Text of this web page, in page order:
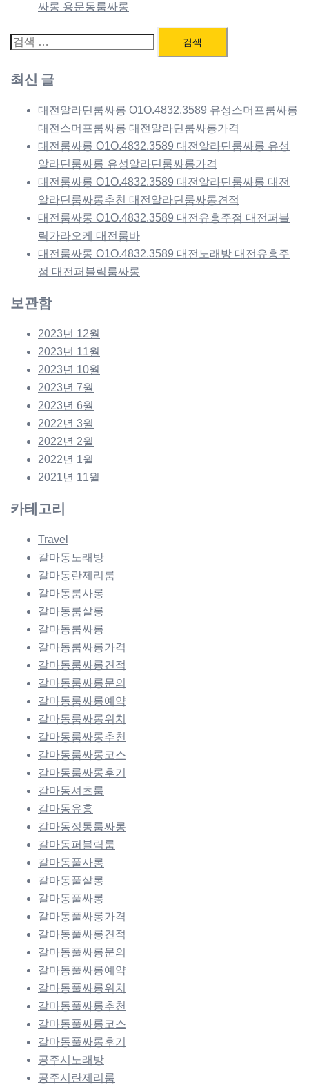
싸롱 용문동룸싸롱
검
최신 글
대전알라딘룸싸롱 O1O.4832.3589 유성스머프룸싸롱
대전스머프룸싸롱 대전알라딘룸싸롱가격
대전룸싸롱 O1O.4832.3589 대전알라딘룸싸롱 유성
알라딘룸싸롱 유성알라딘룸싸롱가격
대전룸싸롱 O1O.4832.3589 대전알라딘룸싸롱 대전
알라딘룸싸롱추천 대전알라딘룸싸롱견적
대전룸싸롱 O1O.4832.3589 대전유흥주점 대전퍼블
릭가라오케 대전룸바
대전룸싸롱 O1O.4832.3589 대전노래방 대전유흥주
점 대전퍼블릭룸싸롱
보관함
2023년 12월
2023년 11월
2023년 10월
2023년 7월
2023년 6월
2022년 3월
2022년 2월
2022년 1월
2021년 11월
카테고리
Travel
갈마동노래방
갈마동란제리룸
갈마동룸사롱
갈마동룸살롱
갈마동룸싸롱
갈마동룸싸롱가격
갈마동룸싸롱견적
갈마동룸싸롱문의
갈마동룸싸롱예약
갈마동룸싸롱위치
갈마동룸싸롱추천
갈마동룸싸롱코스
갈마동룸싸롱후기
갈마동셔츠룸
갈마동유흥
갈마동정통룸싸롱
갈마동퍼블릭룸
갈마동풀사롱
갈마동풀살롱
갈마동풀싸롱
갈마동풀싸롱가격
갈마동풀싸롱견적
갈마동풀싸롱문의
갈마동풀싸롱예약
갈마동풀싸롱위치
갈마동풀싸롱추천
갈마동풀싸롱코스
갈마동풀싸롱후기
공주시노래방
공주시란제리룸